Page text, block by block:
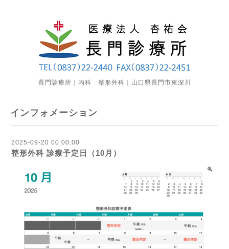
長門診療所｜内科 整形外科｜山口県長門市東深川
インフォメーション
2025-09-20 00:00:00
整形外科 診療予定日（10月）